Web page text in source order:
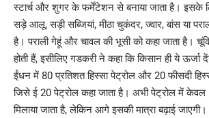
स्टार्च और शुगर के फर्मेंटेशन से बनाया जाता है। इसके
सड़े आलू, सड़ी सब्जियां, मीठा चुकंदर, ज्वार, बांस या
है। पराली गेहूं और चावल की भूसी को कहा जाता है।
होती हैं, इसीलिए गडकरी ने कहा कि किसान ही ये
ईंधन में 80 प्रतिशत हिस्सा पेट्रोल और 20 फीसदी
जिसे ई 20 पेट्रोल कहा जाता है। अभी पेट्रोल में केवल
मिलाया जाता है, लेकिन आगे इसकी मात्रा बढ़ाई